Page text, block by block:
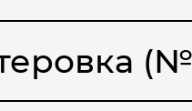
(№